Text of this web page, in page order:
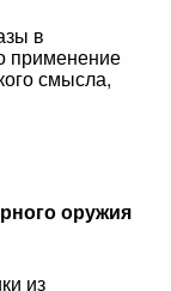
в
применение
смысла,
оружия
из